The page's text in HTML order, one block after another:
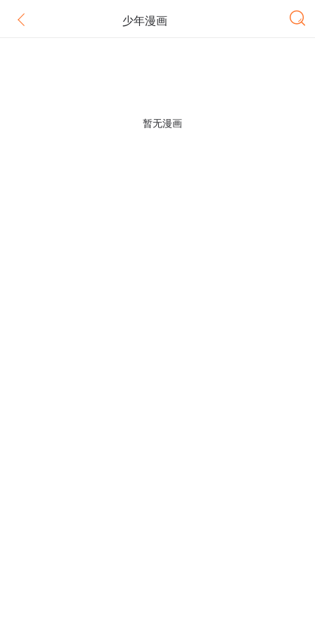
少年漫画
暂无漫画